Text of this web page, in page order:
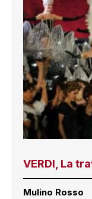
VERDI, La
Mulino Rosso